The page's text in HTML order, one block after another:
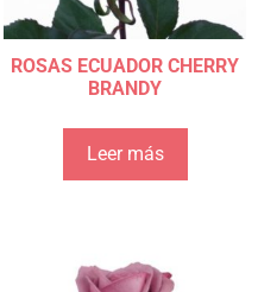
ROSAS ECUADOR CHERRY
BRANDY
Leer más